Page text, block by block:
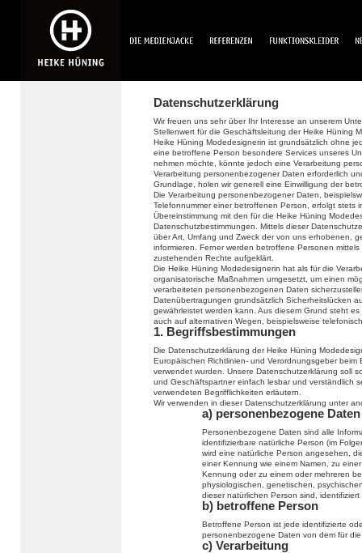
Datenschutzerklärung
Wir freuen uns sehr über Ihr Interesse an unserem
Stellenwert für die Geschäftsleitung der Heike Hüning
Heike Hüning Modedesignerin ist grundsätzlich ohne
eine betroffene Person besondere Services unseres
nehmen möchte, könnte jedoch eine Verarbeitung
Verarbeitung personenbezogener Daten erforderlich
Grundlage, holen wir generell eine Einwilligung der
Die Verarbeitung personenbezogener Daten,
Telefonnummer einer betroffenen Person, erfolgt stets
Übereinstimmung mit den für die Heike Hüning
Datenschutzbestimmungen. Mittels dieser
über Art, Umfang und Zweck der von uns erhobenen,
informieren. Ferner werden betroffene Personen
zustehenden Rechte aufgeklärt.
Die Heike Hüning Modedesignerin hat als für die
organisatorische Maßnahmen umgesetzt, um einen
verarbeiteten personenbezogenen Daten
Datenübertragungen grundsätzlich Sicherheitslücken
gewährleistet werden kann. Aus diesem Grund steht
auch auf alternativen Wegen, beispielsweise
1. Begriffsbestimmungen
Die Datenschutzerklärung der Heike Hüning
Europäischen Richtlinien- und Verordnungsgeber
verwendet wurden. Unsere Datenschutzerklärung soll
und Geschäftspartner einfach lesbar und verständlich
verwendeten Begrifflichkeiten erläutern.
Wir verwenden in dieser Datenschutzerklärung unter
a) personenbezogene Daten
Personenbezogene Daten sind alle
identifizierbare natürliche Person (im
wird eine natürliche Person angesehen,
einer Kennung wie einem Namen, zu
Kennung oder zu einem oder mehreren
physiologischen, genetischen,
dieser natürlichen Person sind,
b) betroffene Person
Betroffene Person ist jede identifizierte
personenbezogene Daten von dem für
c) Verarbeitung